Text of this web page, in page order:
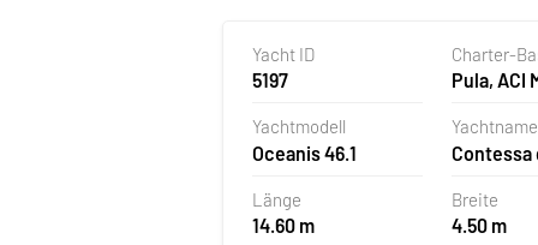
Yacht ID
5197
Charter-
Pula, ACI
Yachtmodell
Oceanis 46.1
Yachtname
Contessa
Länge
14.60 m
Breite
4.50 m